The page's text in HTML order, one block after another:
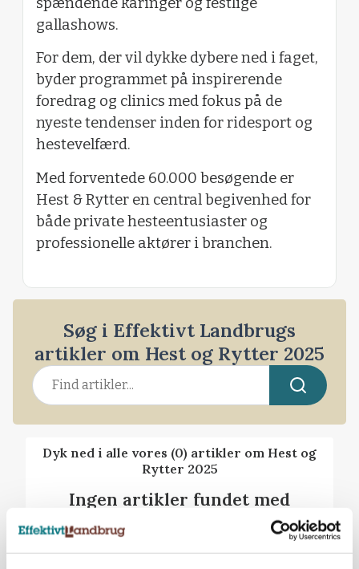
gallashows.
For dem, der vil dykke dybere ned i faget,
byder programmet på inspirerende
foredrag og clinics med fokus på de
nyeste tendenser inden for ridesport og
hestevelfærd.
Med forventede 60.000 besøgende er
Hest & Rytter en central begivenhed for
både private hesteentusiaster og
professionelle aktører i branchen.
Søg i Effektivt Landbrugs
artikler om Hest og Rytter 2025
Dyk ned i alle vores (0) artikler om Hest og
Rytter 2025
Ingen artikler fundet med